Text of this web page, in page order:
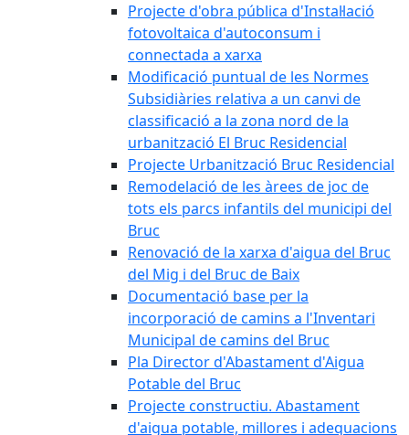
Projecte d'obra pública d'Instal·lació
fotovoltaica d'autoconsum i
connectada a xarxa
Modificació puntual de les Normes
Subsidiàries relativa a un canvi de
classificació a la zona nord de la
urbanització El Bruc Residencial
Projecte Urbanització Bruc Residencial
Remodelació de les àrees de joc de
tots els parcs infantils del municipi del
Bruc
Renovació de la xarxa d'aigua del Bruc
del Mig i del Bruc de Baix
Documentació base per la
incorporació de camins a l'Inventari
Municipal de camins del Bruc
Pla Director d'Abastament d'Aigua
Potable del Bruc
Projecte constructiu. Abastament
d'aigua potable, millores i adequacions